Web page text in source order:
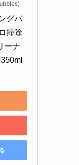
グバ
掃除
ーナ